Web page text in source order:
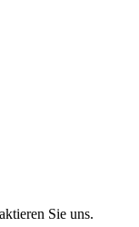
Sie uns.